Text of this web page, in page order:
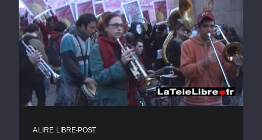
A LIRE LIBRE-POST